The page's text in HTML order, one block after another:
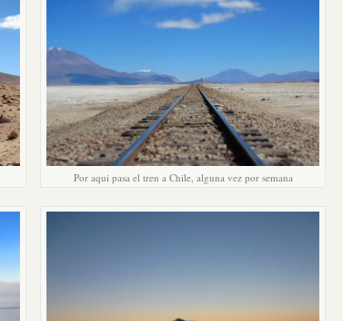
Por aqui pasa el tren a Chile, alguna vez por semana